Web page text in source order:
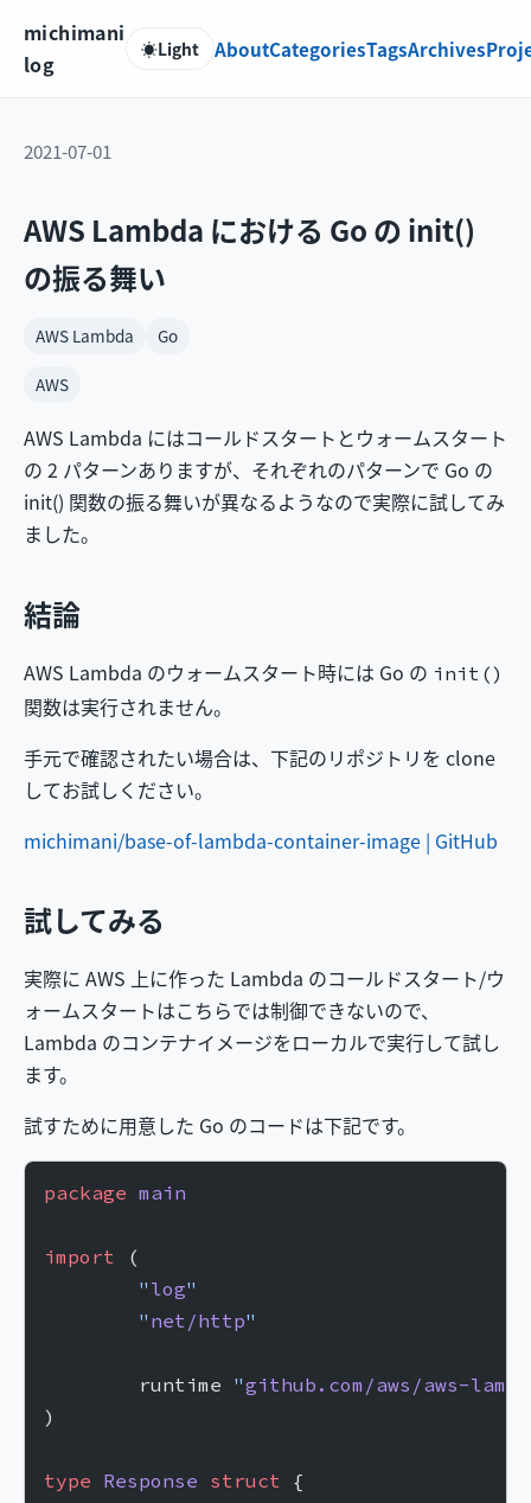
michimani
log
☀️Light AboutCategoriesTagsArchives
2021-07-01
AWS Lambda における Go の init()
の振る舞い
AWS Lambda Go
AWS
AWS Lambda にはコールドスタートとウォームスタート
の 2 パターンありますが、それぞれのパターンで Go の
init() 関数の振る舞いが異なるようなので実際に試してみ
ました。
結論
AWS Lambda のウォームスタート時には Go の init()
関数は実行されません。
手元で確認されたい場合は、下記のリポジトリを clone
してお試しください。
michimani/base-of-lambda-container-image | GitHub
試してみる
実際に AWS 上に作った Lambda のコールドスタート/ウ
ォームスタートはこちらでは制御できないので、
Lambda のコンテナイメージをローカルで実行して試し
ます。
試すために用意した Go のコードは下記です。
package main
import (
	"
log"
	"
net/http"
	runtime
"github.com/aws/aws-
)
type Response struct {